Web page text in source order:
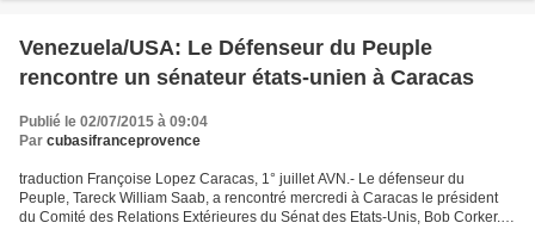
Venezuela/USA: Le Défenseur du Peuple
rencontre un sénateur états-unien à Caracas
Publié le 02/07/2015 à 09:04
Par cubasifranceprovence
traduction Françoise Lopez Caracas, 1° juillet AVN.- Le défenseur du
Peuple, Tareck William Saab, a rencontré mercredi à Caracas le président
du Comité des Relations Extérieures du Sénat des Etats-Unis, Bob Corker.